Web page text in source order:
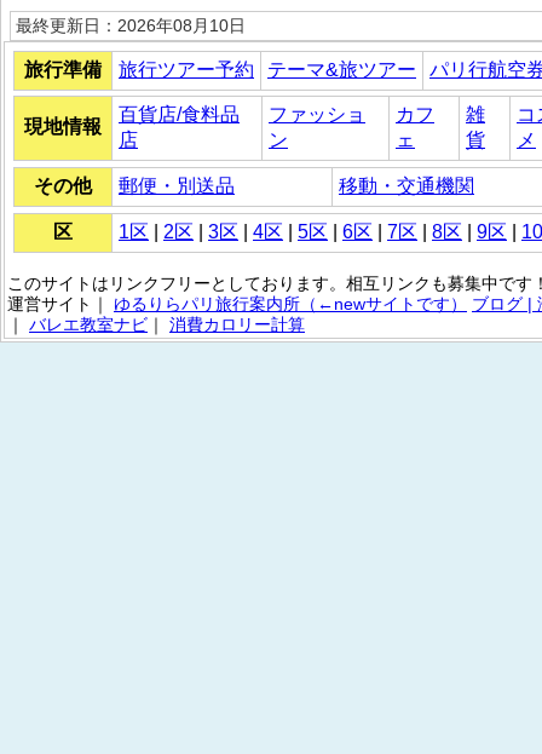
最終更新日：2026年08月10日
旅行準備 旅行ツアー予約 テーマ&旅ツアー パリ行航空
現地情報
百貨店/食料品
店
ファッショ
ン
カフ
ェ
雑
貨
コ
メ
その他 郵便・別送品 移動・交通機関
区 1区 2区 3区 4区 5区 6区 7区 8区 9区
このサイトはリンクフリーとしております。相互リンクも募集中です
運営サイト｜ ゆるりらパリ旅行案内所（←newサイトです）
ブログ |
バレエ教室ナビ 消費カロリー計算